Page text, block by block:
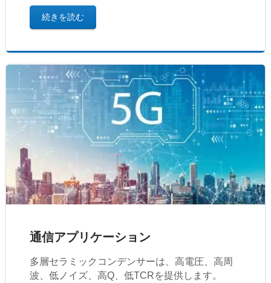
続きを読む
通信アプリケーション
多層セラミックコンデンサーは、高電圧、高周
波、低ノイズ、高Q、低TCRを提供します。